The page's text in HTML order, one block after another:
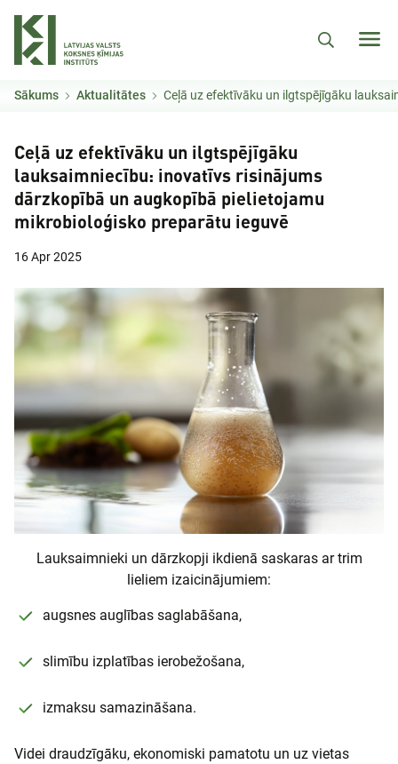
Sākums Aktualitātes Ceļā uz efektīvāku un ilgtspējīgāku lauksaimniecību: inovatīvs risinājums dārzkopībā un augkopībā
Ceļā uz efektīvāku un ilgtspējīgāku
lauksaimniecību: inovatīvs risinājums
dārzkopībā un augkopībā pielietojamu
mikrobioloģisko preparātu ieguvē
16 Apr 2025
Lauksaimnieki un dārzkopji ikdienā saskaras ar trim
lieliem izaicinājumiem:
augsnes auglības saglabāšana,
slimību izplatības ierobežošana,
izmaksu samazināšana.
Videi draudzīgāku, ekonomiski pamatotu un uz vietas